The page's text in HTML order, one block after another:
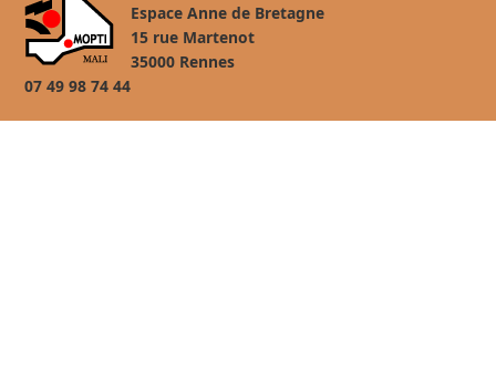
Espace Anne de Bretagne
15 rue Martenot
35000 Rennes
07 49 98 74 44